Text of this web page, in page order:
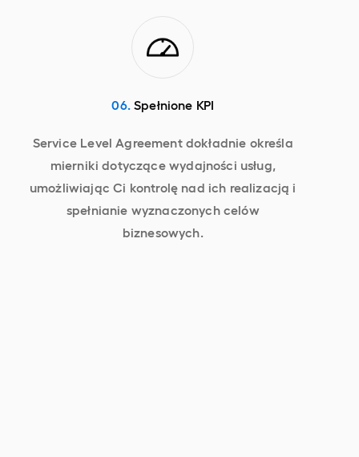
06. Spełnione KPI
Service Level Agreement dokładnie określa
mierniki dotyczące wydajności usług,
umożliwiając Ci kontrolę nad ich realizacją i
spełnianie wyznaczonych celów
biznesowych.